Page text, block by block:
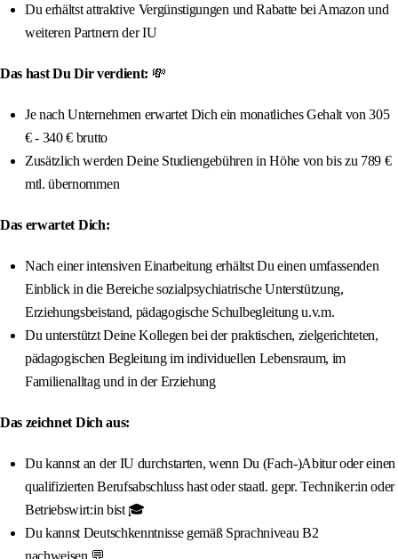
Du erhältst attraktive Vergünstigungen und Rabatte bei Amazon und
weiteren Partnern der IU
Das hast Du Dir verdient: 💸
Je nach Unternehmen erwartet Dich ein monatliches Gehalt von 305
€ - 340 € brutto
Zusätzlich werden Deine Studiengebühren in Höhe von bis zu 789 €
mtl. übernommen
Das erwartet Dich:
Nach einer intensiven Einarbeitung erhältst Du einen umfassenden
Einblick in die Bereiche sozialpsychiatrische Unterstützung,
Erziehungsbeistand, pädagogische Schulbegleitung u.v.m.
Du unterstützt Deine Kollegen bei der praktischen, zielgerichteten,
pädagogischen Begleitung im individuellen Lebensraum, im
Familienalltag und in der Erziehung
Das zeichnet Dich aus:
Du kannst an der IU durchstarten, wenn Du (Fach-)Abitur oder einen
qualifizierten Berufsabschluss hast oder staatl. gepr. Techniker:in oder
Betriebswirt:in bist 🎓
Du kannst Deutschkenntnisse gemäß Sprachniveau B2
nachweisen 💬